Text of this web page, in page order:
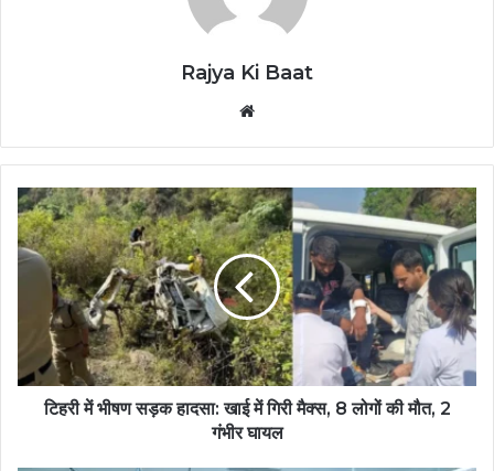
Rajya Ki Baat
टिहरी में भीषण सड़क हादसा: खाई में गिरी मैक्स, 8 लोगों की मौत, 2
गंभीर घायल